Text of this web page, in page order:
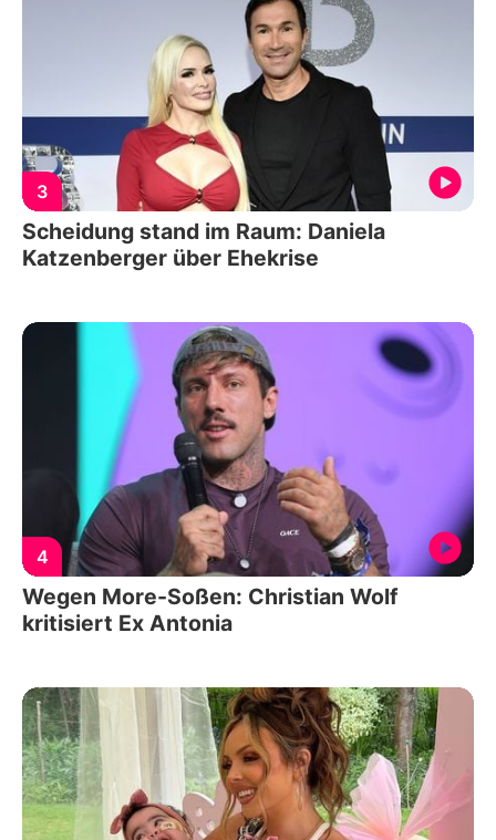
3
Scheidung stand im Raum: Daniela
Katzenberger über Ehekrise
4
Wegen More-Soßen: Christian Wolf
kritisiert Ex Antonia